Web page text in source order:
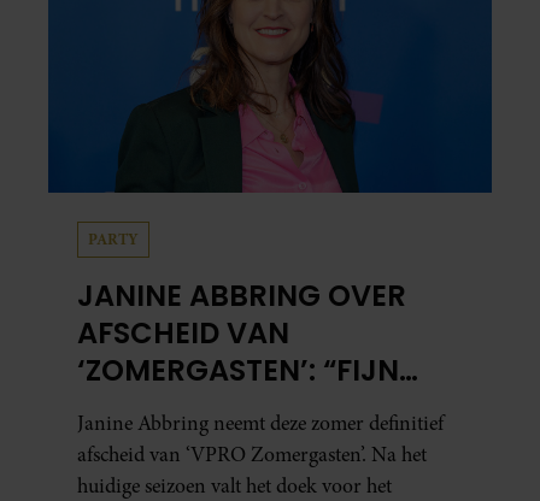
PARTY
JANINE ABBRING OVER
AFSCHEID VAN
‘ZOMERGASTEN’: “FIJN
DAT IK HET LICHT MAG
UITDOEN”
Janine Abbring neemt deze zomer definitief
afscheid van ‘VPRO Zomergasten’. Na het
huidige seizoen valt het doek voor het